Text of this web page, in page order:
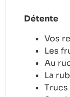
Détente
Vos
Les
Au
La